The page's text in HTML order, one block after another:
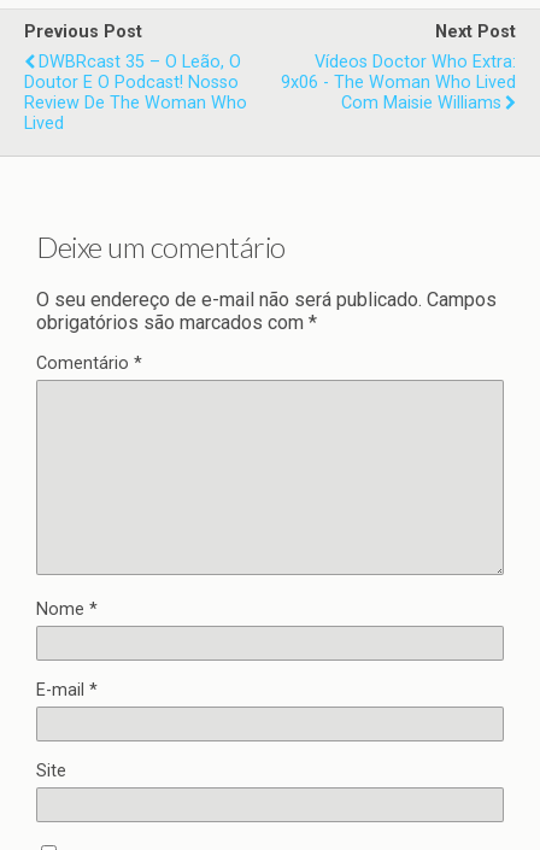
Previous Post
DWBRcast 35 – O Leão, O
Doutor E O Podcast! Nosso
Review De The Woman Who
Lived
Next Post
Vídeos Doctor Who Extra:
9x06 - The Woman Who Lived
Com Maisie Williams
Deixe um comentário
O seu endereço de e-mail não será publicado. Campos
obrigatórios são marcados com *
Comentário *
Nome *
E-mail *
Site